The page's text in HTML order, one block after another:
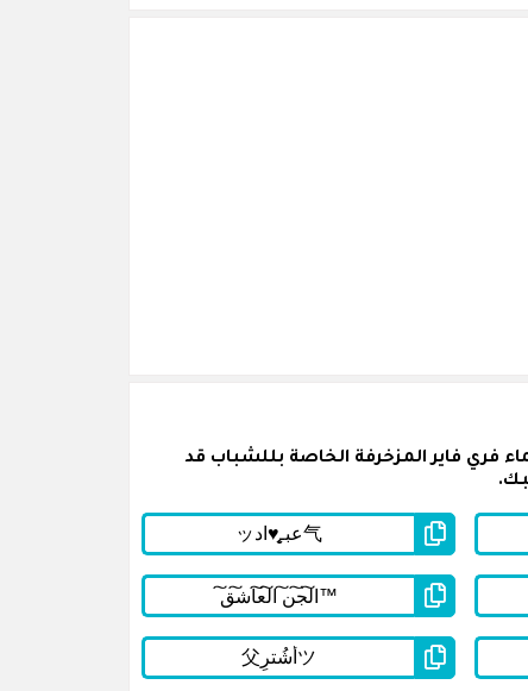
فري فاير المزخرفة الخاصة بللشباب قد